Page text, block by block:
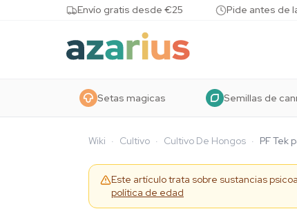
Skip to contentEnvío gratis desde €25 Pide antes de
Setas magicas Semillas de
Wiki · Cultivo · Cultivo De Hongos · PF Tek
Este artículo trata sobre sustancias
política de edad